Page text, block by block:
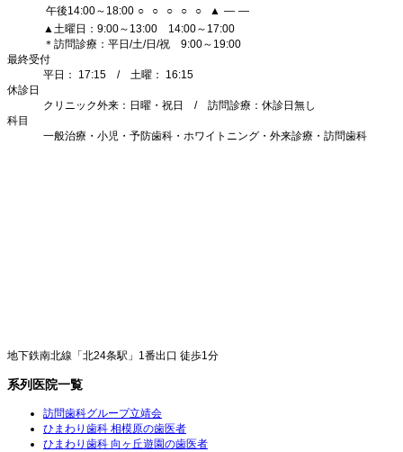
午後14:00～18:00 ○ ○ ○ ○ ○ ▲ ― ―
▲土曜日：9:00～13:00 14:00～17:00
＊訪問診療：平日/土/日/祝 9:00～19:00
最終受付
平日： 17:15 / 土曜： 16:15
休診日
クリニック外来：日曜・祝日 / 訪問診療：休診日無し
科目
一般治療・小児・予防歯科・ホワイトニング・外来診療・訪問歯科
地下鉄南北線「北24条駅」1番出口 徒歩1分
系列医院一覧
訪問歯科グループ立靖会
ひまわり歯科 相模原の歯医者
ひまわり歯科 向ヶ丘遊園の歯医者